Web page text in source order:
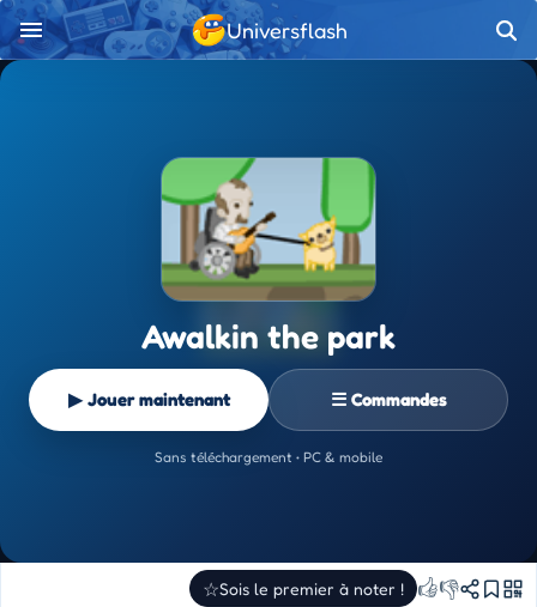
Universflash
Awalkin the park
▶ Jouer maintenant ☰ Commandes
Sans téléchargement • PC & mobile
☆Sois le premier à noter ! 👍👎